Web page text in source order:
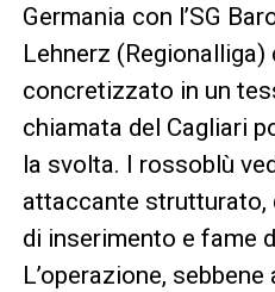
Germania con l’SG
Lehnerz (Regionalliga)
concretizzato in un
chiamata del Cagliari
la svolta. I rossoblù
attaccante strutturato,
di inserimento e fame
L’operazione,